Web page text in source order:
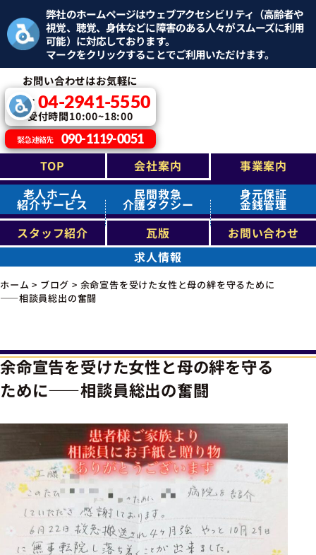
弊社のホームページはウェブアクセシビリティ（高齢者や
視覚、聴覚、身体などに障害のある人々がスムーズに利用
可能）に対応しております。
マークをクリックすることでご利用いただけます。
お問い合わせはお気軽に
TEL：04-2941-5550
受付時間10:00~18:00
緊急連絡先 090-1119-0051
TOP 会社案内
事業案内
老人ホーム
紹介サービス
民間救急
介護タクシー
身元保証
金銭管理
スタッフ紹介
瓦版
お問い合わせ
求人情報
ホーム > ブログ > 余命宣告を受けた女性と母の絆を守るために
——相談員総出の奮闘
余命宣告を受けた女性と母の絆を守る
ために——相談員総出の奮闘